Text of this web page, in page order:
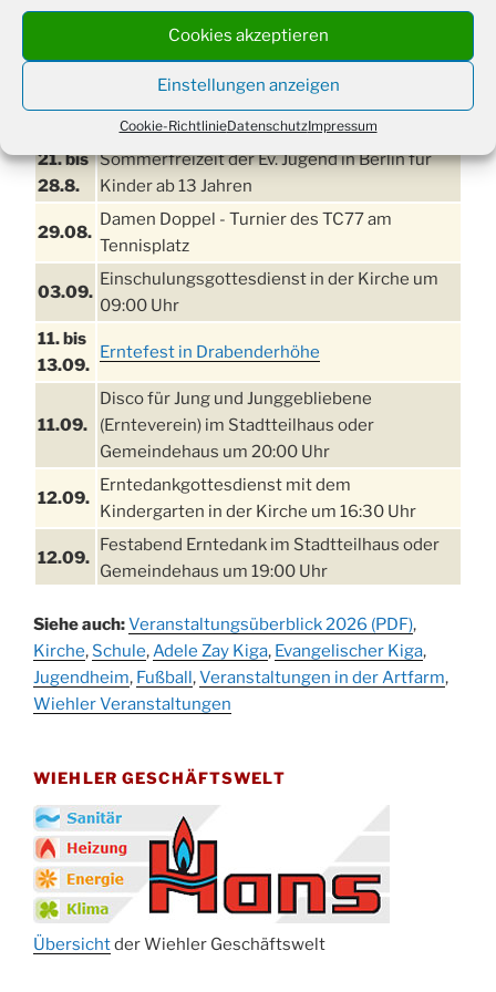
Cookies akzeptieren
Einstellungen anzeigen
Cookie-RichtlinieDatenschutzImpressum
TERMINE
21. bis
28.8.
Sommerfreizeit der Ev. Jugend in Berlin für
Kinder ab 13 Jahren
29.08.
Damen Doppel - Turnier des TC77 am
Tennisplatz
03.09.
Einschulungsgottesdienst in der Kirche um
09:00 Uhr
11. bis
13.09.
Erntefest in Drabenderhöhe
11.09.
Disco für Jung und Junggebliebene
(Ernteverein) im Stadtteilhaus oder
Gemeindehaus um 20:00 Uhr
12.09.
Erntedankgottesdienst mit dem
Kindergarten in der Kirche um 16:30 Uhr
12.09.
Festabend Erntedank im Stadtteilhaus oder
Gemeindehaus um 19:00 Uhr
13.09.
Stadtteilhaus um 14:00 Uhr
19.09.
Schlagerabend im Stadtteilhaus
Drabenderhöhe
Kinderbibeltag im Ev. Gemeindehaus von 10-
12 Uhr
09.10.
Afterwork-Andacht um 18:00 Uhr in der
Kirche
10.10.
Sandmännchen-Gottesdienst in der Kirche
Siehe auch:Veranstaltungsüberblick 2026 (PDF),
Kirche, Schule,Adele Zay Kiga, Evangelischer Kiga,
Jugendheim, Fußball ,Veranstaltungen in der Artfarm,
Wiehler Veranstaltungen
WIEHLER GESCHÄFTSWELT
Übersichtder Wiehler Geschäftswelt